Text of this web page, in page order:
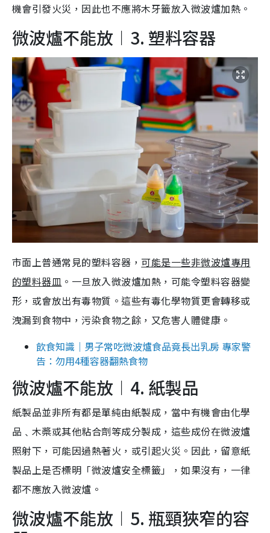
機會引發火災，因此也不應將木牙籤放入微波爐加熱。
微波爐不能放︱3. 塑料容器
市面上普通常見的塑料容器， 可能是一些非微波爐專用
的塑料器皿 。一旦放入微波爐加熱，可能令塑料容器變
形，或會放出有毒物質。這些有毒化學物質更會轉移或
洩漏到食物中，污染食物之餘，又危害人體健康。
飲食知識｜男子常吃微波爐食品竟長出乳房 專家警
告：勿用4種容器翻熱食物
微波爐不能放︱4. 紙製品
紙製品並非所有都是單純由紙製成，當中有機會由化學
品﹑木槳或其他粘合劑等成分製成，這些成份在微波爐
照射下，可能因過熱著火，或引起火災。因此，留意紙
製品上是否標明「微波爐安全標籤」，如果沒有，一律
都不應放入微波爐。
微波爐不能放︱5. 瓶頸狹窄的容